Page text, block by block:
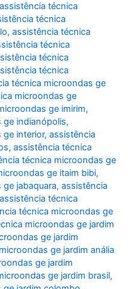
assistência técnica
técnica
,assistência técnica
técnica
técnica
técnica
técnica microondas ge
microondas ge
ge imirim,
ge indianópolis,
ge interior,assistência
,assistência técnica
técnica microondas ge
ge itaim bibi,
jabaquara,assistência
assistência técnica
técnica microondas ge
microondas ge jardim
ge jardim
ge jardim anália
ge jardim
ge jardim brasil,